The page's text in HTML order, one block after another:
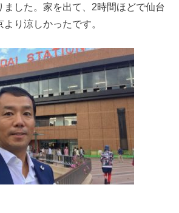
ました。家を出て、2時間ほどで仙台
り涼しかったです。